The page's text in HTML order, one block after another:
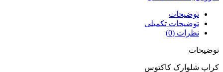
توضیحات
توضیحات تکمیلی
نظرات (0)
توضیحات
کراپ شلوارک کاکتوس